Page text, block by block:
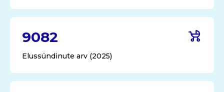
9082
Elussündinute arv (2025)